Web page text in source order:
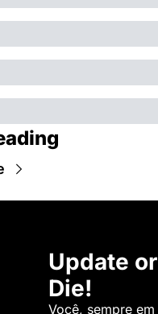
Update or
Die!
Você, sempre em